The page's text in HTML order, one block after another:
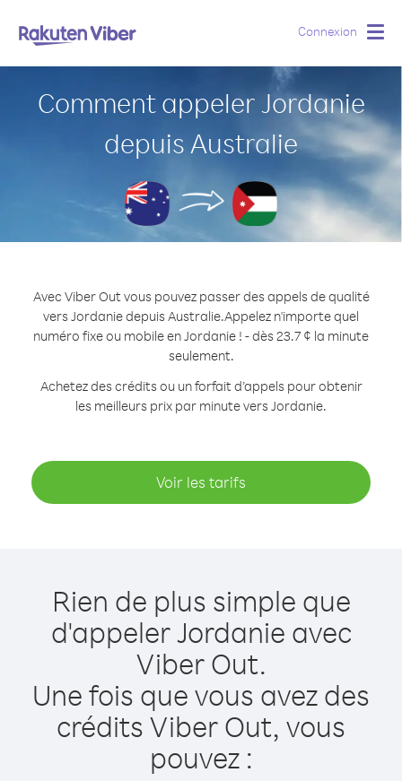
Connexion
Comment appeler Jordanie
depuis Australie
Avec Viber Out vous pouvez passer des appels de qualité
vers Jordanie depuis Australie.Appelez n'importe quel
numéro fixe ou mobile en Jordanie ! - dès 23.7 ¢ la minute
seulement.
Achetez des crédits ou un forfait d’appels pour obtenir
les meilleurs prix par minute vers Jordanie.
Voir les tarifs
Rien de plus simple que
d'appeler Jordanie avec
Viber Out.
Une fois que vous avez des
crédits Viber Out, vous
pouvez :